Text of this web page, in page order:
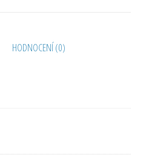
HODNOCENÍ (0)